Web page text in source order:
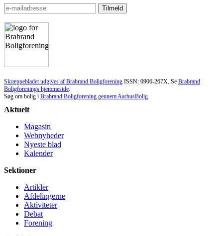
Skræppebladet udgives af Brabrand Boligforening ISSN: 0906-267X. Se Brabrand
Boligforenings hjemmeside.
Søg om bolig i Brabrand Boligforening gennem AarhusBolig
Aktuelt
Magasin
Webnyheder
Nyeste blad
Kalender
Sektioner
Artikler
Afdelingerne
Aktiviteter
Debat
Forening